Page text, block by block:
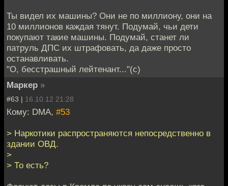
Ты видел их машины? Они не по миллиону, они на
10 миллионов каждая тянут. Подумай, чьи дети
покупают такие машины. Подумай, станет ли
патруль ДПС их штрафовать, да даже просто
останавливать.
"О, бесстрашный лейтенант..."(с)
Маркер »
#63 | 16.10.12 21:28
Кому: DMA, #53
> Наркотики распространяются непосредственно в
здании ОВД.
>
> То есть?